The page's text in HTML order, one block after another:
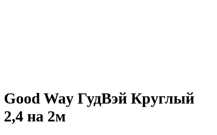
Good Way ГудВэй Круглый
2,4 на 2м